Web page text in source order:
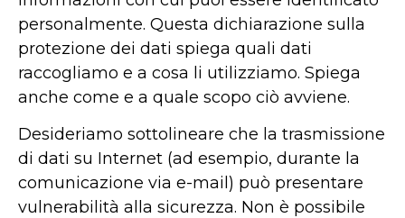
personalmente. Questa dichiarazione sulla
protezione dei dati spiega quali dati
raccogliamo e a cosa li utilizziamo. Spiega
anche come e a quale scopo ciò avviene.
Desideriamo sottolineare che la trasmissione
di dati su Internet (ad esempio, durante la
comunicazione via e-mail) può presentare
vulnerabilità alla sicurezza. Non è possibile